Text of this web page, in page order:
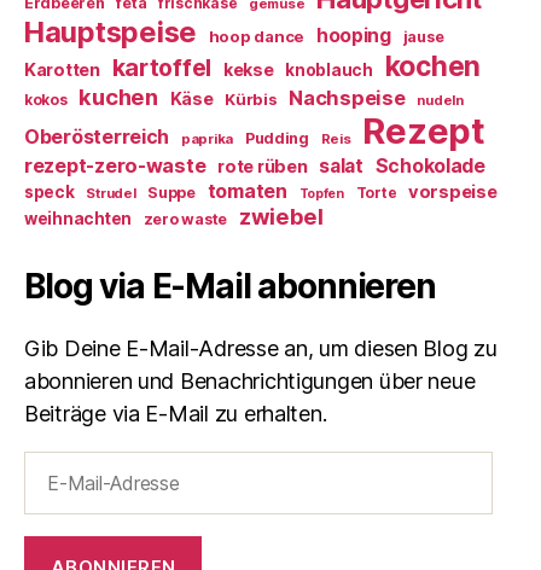
gemüse
Hauptspeise hoop dance hooping jause
Karotten kartoffel kekse knoblauch kochen
kokos kuchen Käse Kürbis Nachspeise nudeln
Oberösterreich paprika Pudding Reis Rezept
rezept-zero-waste rote rüben salat Schokolade
speck Strudel Suppe tomaten Topfen Torte vorspeise
weihnachten zero waste zwiebel
Blog via E-Mail abonnieren
Gib Deine E-Mail-Adresse an, um diesen Blog zu
abonnieren und Benachrichtigungen über neue
Beiträge via E-Mail zu erhalten.
Mail-